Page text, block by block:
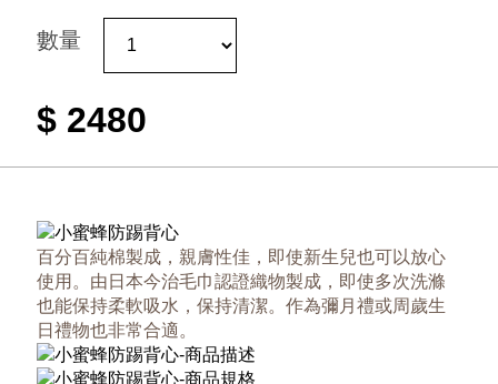
數量
$ 2480
百分百純棉製成，親膚性佳，即使新生兒也可以放心
使用。由日本今治毛巾認證織物製成，即使多次洗滌
也能保持柔軟吸水，保持清潔。作為彌月禮或周歲生
日禮物也非常合適。